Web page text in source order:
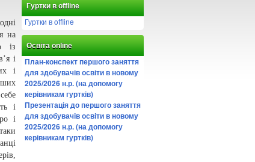
на
із
і
і
і
і
Гуртки в offline
Гуртки в offline
Освіта online
План-конспект першого заняття
для здобувачів освіти в новому
2025/2026 н.р. (на допомогу
керівникам гуртків)
Презентація до першого заняття
для здобувачів освіти в новому
2025/2026 н.р. (на допомогу
керівникам гуртків)